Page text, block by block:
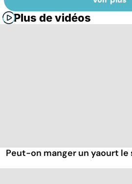
Plus de vidéos
Peut-on manger un yaourt le